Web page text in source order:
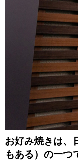
お好み焼きは、
もある）の一つ